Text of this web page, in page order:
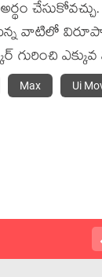
వాటిలో
ఎక్కువ
Max Ui